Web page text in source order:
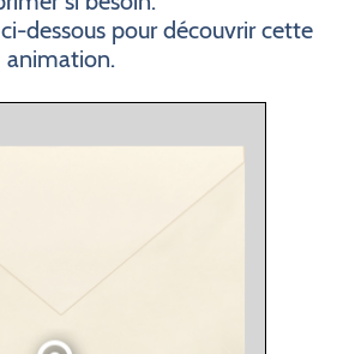
dessous pour découvrir cette
animation.